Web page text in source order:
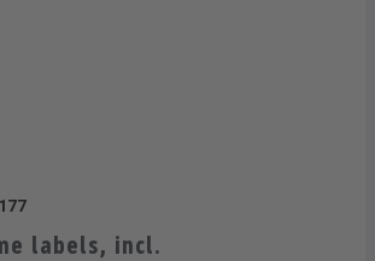
labels, incl.